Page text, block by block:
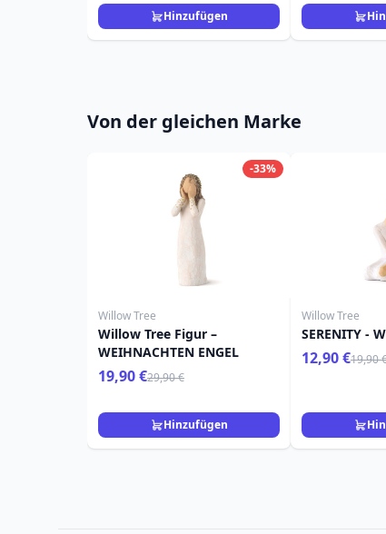
Hinzufügen
Von der gleichen Marke
-33%
Willow Tree
Willow Tree Figur –
WEIHNACHTEN ENGEL
19,90 €29,90 €
Hinzufügen
Willow Tree
SERENITY -
12,90 €19,90